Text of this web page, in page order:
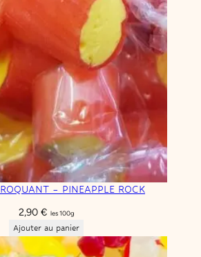
– PINEAPPLE ROCK
2,90 € les 100g
Ajouter au panier